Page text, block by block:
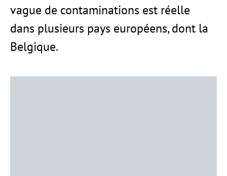
vague de contaminations est réelle
dans plusieurs pays européens, dont la
Belgique.